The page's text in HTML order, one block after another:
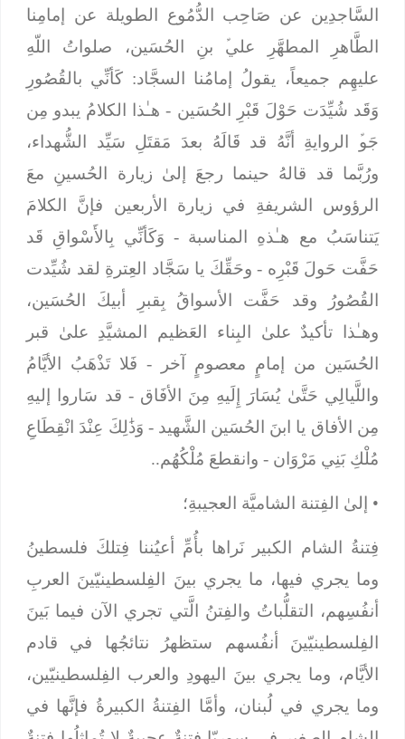
السَّاجدِين عن صَاحِب الدُّمُوع الطويلة عن إمامِنا
الطَّاهرِ المطهَّرِ عليﱢ بنِ الحُسَين، صلواتُ اللّهِ
عليهِم جميعاً، يقولُ إمامُنا السجَّاد: كَأنِّي بالقُصُورِ
وَقَد شُيِّدَت حَوْلَ قَبْرِ الحُسَين- هـٰذا الكلامُ يبدو مِن
جَوﱢ الروايةِ أنَّهُ قد قَالَهُ بعدَ مَقتَلِ سَيِّد الشُّهداء،
ورُبَّما قد قالهُ حينما رجعَ إلىٰ زيارة الحُسينِ معَ
الرؤوس الشريفةِ في زيارة الأربعين فإنَّ الكلامَ
يَتناسَبُ مع هـٰذهِ المناسبة - وَكَأنِّي بِالأَسْواقِ قَد
حَفَّت حَولَ قَبْرِه- وحَقِّكَ يا سَجَّاد العِترةِ لقد شُيِّدت
القُصُورُ وقد حَفَّت الأسواقُ بِقبرِ أبيكَ الحُسَين،
وهـٰذا تأكيدٌ علىٰ البِناء العَظيم المشيَّدِ علىٰ قبر
الحُسَين من إمامٍ معصومٍ آخر - فَلا تَذْهَبُ الأيَّامُ
واللَّيالِي حَتَّىٰ يُسَارَ إِلَيهِ مِنَ الأفَاق- قد سَاروا إليهِ
مِن الأفاق يا ابنَ الحُسَين الشَّهيد -وَذَٰلِكَ عِنْدَ انْقِطَاعِ
مُلْكِ بَنِي مَرْوَان- وانقطعَ مُلْكُهُم..
•إلىٰ الفِتنة الشاميَّة العجيبةِ؛
فِتنةُ الشام الكبير نَراها بأُمِّ أعيُننا فِتلكَ فلسطينُ
وما يجري فيها، ما يجري بينَ الفِلسطينيّينَ العربِ
أنفُسِهم، التقلُّباتُ والفِتنُ الَّتي تجري الآن فيما بَينَ
الفِلسطينيّينَ أنفُسهم ستظهرُ نتائجُها في قادم
الأيَّام، وما يجري بينَ اليهودِ والعرب الفِلسطينيّين،
وما يجري في لُبنان، وأمَّا الفِتنةُ الكبيرةُ فإنَّها في